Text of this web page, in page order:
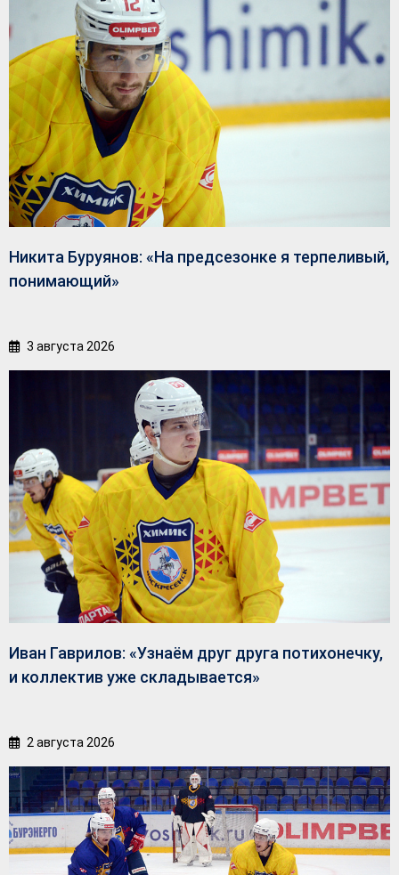
Никита Буруянов: «На предсезонке я терпеливый,
понимающий»
3 августа 2026
Иван Гаврилов: «Узнаём друг друга потихонечку,
и коллектив уже складывается»
2 августа 2026